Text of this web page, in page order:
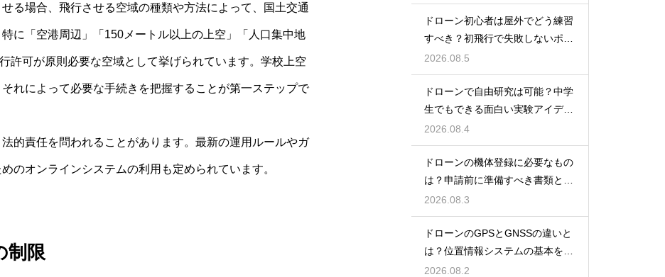
る場合、飛行させる空域の種類や方法によって、国土交通
に「空港周辺」「150メートル以上の上空」「人口集中地
許可が原則必要な空域として挙げられています。学校上空
れによって必要な手続きを把握することが第一ステップで
的責任を問われることがあります。最新の運用ルールやガ
のオンラインシステムの利用も定められています。
制限
ドローン初心者は屋外でどう練習
すべき？初飛行で失敗しないポイ
ント
2026.08.5
ドローンで自由研究は可能？中学
生でもできる面白い実験アイデア
を紹介
2026.08.4
ドローンの機体登録に必要なもの
は？申請前に準備すべき書類と情
報
2026.08.3
ドローンのGPSとGNSSの違いと
は？位置情報システムの基本を解
説
2026.08.2